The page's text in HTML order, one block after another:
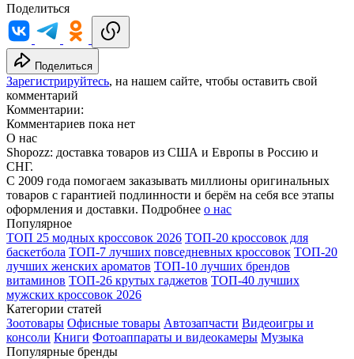
Поделиться
Поделиться
Зарегистрируйтесь, на нашем сайте, чтобы оставить свой
комментарий
Комментарии:
Комментариев пока нет
О нас
Shopozz: доставка товаров из США и Европы в Россию и
СНГ.
С 2009 года помогаем заказывать миллионы оригинальных
товаров с гарантией подлинности и берём на себя все этапы
оформления и доставки. Подробнее о нас
Популярное
ТОП 25 модных кроссовок 2026 ТОП-20 кроссовок для
баскетбола ТОП-7 лучших повседневных кроссовок ТОП-20
лучших женских ароматов ТОП-10 лучших брендов
витаминов ТОП-26 крутых гаджетов ТОП-40 лучших
мужских кроссовок 2026
Категории статей
Зоотовары Офисные товары Автозапчасти Видеоигры и
консоли Книги Фотоаппараты и видеокамеры Музыка
Популярные бренды